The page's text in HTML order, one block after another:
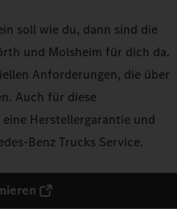
soll wie du, dann sind die
und Molsheim für dich da.
Anforderungen, die über
Auch für diese
Herstellergarantie und
Trucks Service.